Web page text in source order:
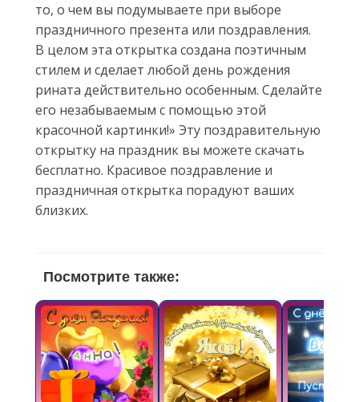
то, о чем вы подумываете при выборе
праздничного презента или поздравления.
В целом эта открытка создана поэтичным
стилем и сделает любой день рождения
рината действительно особенным. Сделайте
его незабываемым с помощью этой
красочной картинки!» Эту поздравительную
открытку на праздник вы можете скачать
бесплатно. Красивое поздравление и
праздничная открытка порадуют ваших
близких.
Посмотрите также: